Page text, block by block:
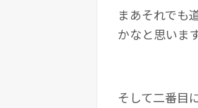
まあそれでも
かなと思います
そして二番目